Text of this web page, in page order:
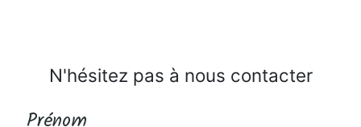
N'hésitez pas à nous contacter